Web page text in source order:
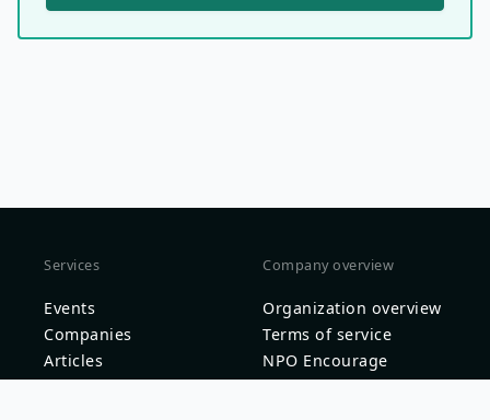
Services
Events
Companies
Articles
Company overview
Organization overview
Terms of service
NPO Encourage
Privacy Policy